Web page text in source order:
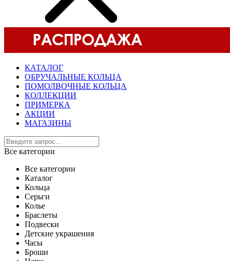
КАТАЛОГ
ОБРУЧАЛЬНЫЕ КОЛЬЦА
ПОМОЛВОЧНЫЕ КОЛЬЦА
КОЛЛЕКЦИИ
ПРИМЕРКА
АКЦИИ
МАГАЗИНЫ
Все категории
Все категории
Каталог
Кольца
Серьги
Колье
Браслеты
Подвески
Детские украшения
Часы
Броши